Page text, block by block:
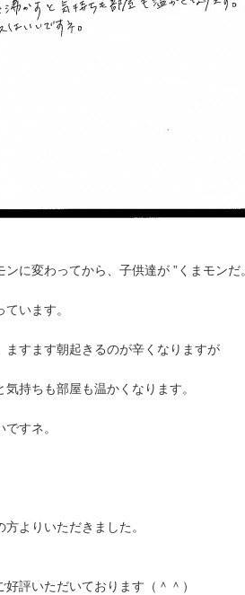
変わってから、子供達が ”くまモンだ
います。
ます朝起きるのが辛くなりますが
ちも部屋も温かくなります。
すネ。
よりいただきました。
評いただいております（＾＾）